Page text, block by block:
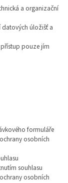
a organizační
datových úložišť a
pouze jím
formuláře
osobních
souhlasu
osobních